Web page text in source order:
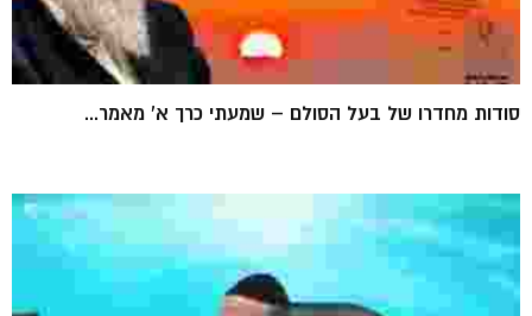
סודות מחדרו של בעל הסולם – שמעתי כרך א' מאמר...